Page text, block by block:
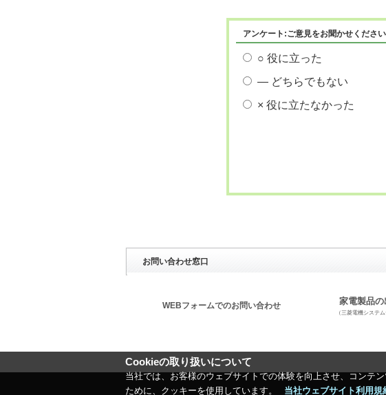
アンケート:ご意見をお聞かせください
○ 役に立った
― どちらでもない
× 役に立たなかった
お問い合わせ窓口
WEBフォームでのお問い合わせ 家電製品の
（三菱電機システ
Cookieの取り扱いについて
当社では、お客様のウェブサイトでの体験を向上させ、コンテ
ために、クッキーを使用しています。
当社ウェブサイト利用